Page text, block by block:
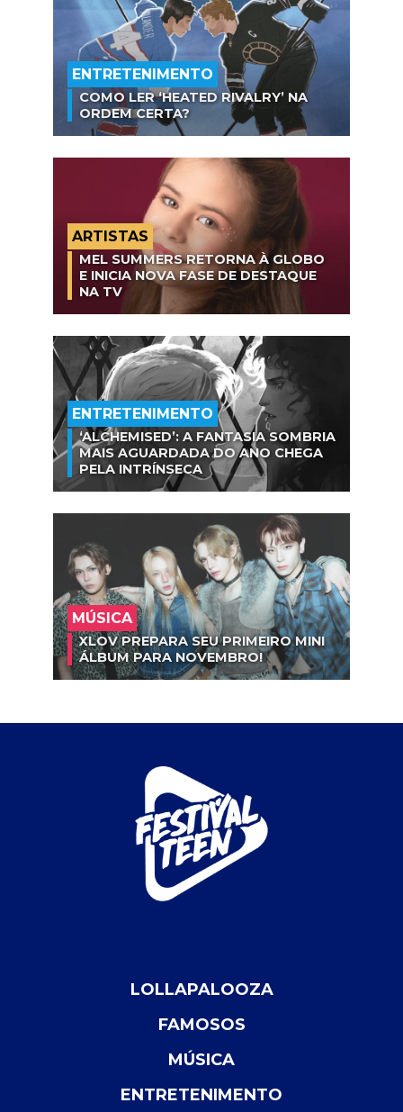
ENTRETENIMENTO
COMO LER ‘HEATED RIVALRY’ NA
ORDEM CERTA?
ARTISTAS
MEL SUMMERS RETORNA À GLOBO
E INICIA NOVA FASE DE DESTAQUE
NA TV
ENTRETENIMENTO
‘ALCHEMISED’: A FANTASIA SOMBRIA
MAIS AGUARDADA DO ANO CHEGA
PELA INTRÍNSECA
MÚSICA
XLOV PREPARA SEU PRIMEIRO MINI
ÁLBUM PARA NOVEMBRO!
LOLLAPALOOZA
FAMOSOS
MÚSICA
ENTRETENIMENTO